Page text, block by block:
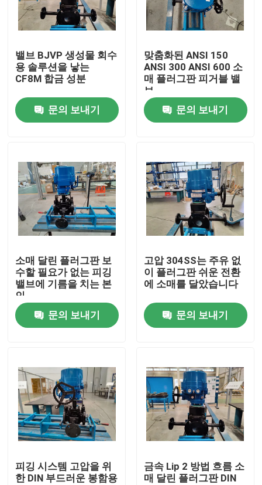
제품
동영상
우리에 대하여
공장 여행
품질 관리
연락주세요
뉴스
경우
인용문을 요구하세요
밸브 BJVP 생성물 회수
용 솔루션을 낳는
CF8M 합금 성분
문의 보내기
맞춤화된 ANSI 150
ANSI 300 ANSI 600 소
매 플러그판 피거블 밸
브
문의 보내기
소매 달린 플러그판 보
수할 필요가 없는 피깅
밸브에 기름을 치는 본
인
문의 보내기
고압 304SS는 주유 없
이 플러그판 쉬운 전환
에 소매를 달았습니다
문의 보내기
피깅 시스템 고압을 위
한 DIN 부드러운 봉함용
금속 Lip 2 방법 흐름 소
매 달린 플러그판 DIN